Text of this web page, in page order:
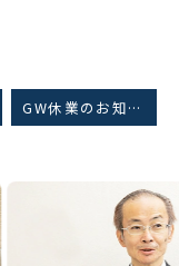
GW休業のお知らせ
Next